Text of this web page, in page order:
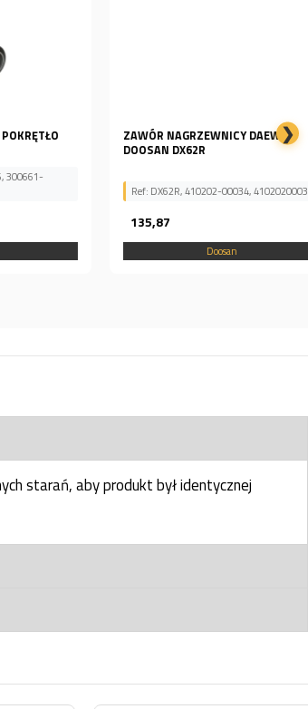
ZAWÓR NAGRZEWNICY DAEWOO
DOOSAN DX62R
Ref: DX62R, 410202-00034, 41020200034
135,87
❯
starań, aby produkt był identycznej